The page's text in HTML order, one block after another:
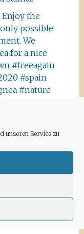
unseren Service zu
Enjoy the
possible
We
for a nice
#freeagain
#spain
#nature